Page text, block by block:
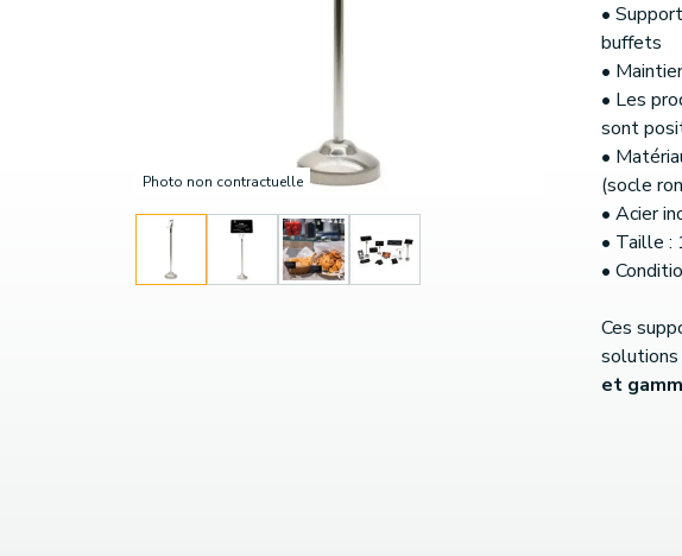
Photo non contractuelle
•
buffets
•
• Les
sont
•
(socle
• Acier
• Taille :
•
Ces
solutions
et